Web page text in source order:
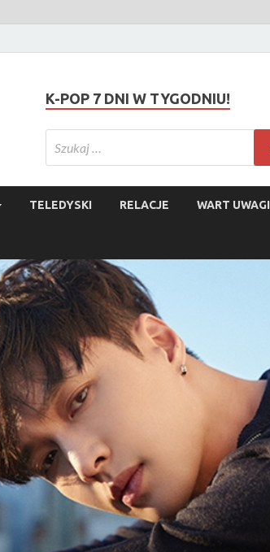
K-POP 7 DNI W TYGODNIU!
TELEDYSKI RELACJE WART UWAGI